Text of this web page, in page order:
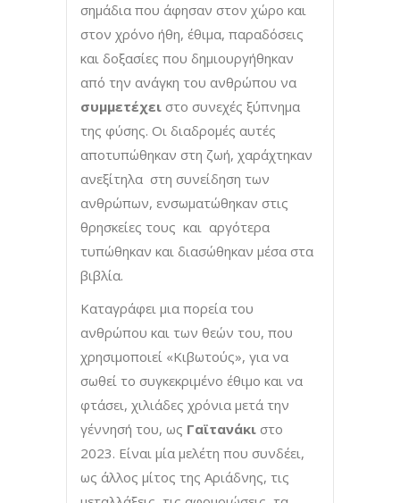
σημάδια που άφησαν στον χώρο και
στον χρόνο ήθη, έθιμα, παραδόσεις
και δοξασίες που δημιουργήθηκαν
από την ανάγκη του ανθρώπου να
συμμετέχει στο συνεχές ξύπνημα
της φύσης. Οι διαδρομές αυτές
αποτυπώθηκαν στη ζωή, χαράχτηκαν
ανεξίτηλα στη συνείδηση των
ανθρώπων, ενσωματώθηκαν στις
θρησκείες τους και αργότερα
τυπώθηκαν και διασώθηκαν μέσα στα
βιβλία.
Καταγράφει μια πορεία του
ανθρώπου και των θεών του, που
χρησιμοποιεί «Κιβωτούς», για να
σωθεί το συγκεκριμένο έθιμο και να
φτάσει, χιλιάδες χρόνια μετά την
γέννησή του, ως Γαϊτανάκι στο
2023. Είναι μία μελέτη που συνδέει,
ως άλλος μίτος της Αριάδνης, τις